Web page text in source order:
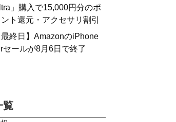
」購入で15,000円分のポ
ト還元・アクセサリ割引
最終日】AmazonのiPhone
セールが8月6日で終了
覧